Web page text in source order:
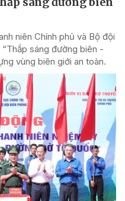
niên Chính phủ và Bộ đội
sáng đường biên -
vùng biên giới an toàn.